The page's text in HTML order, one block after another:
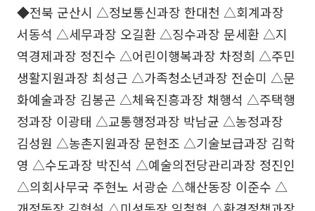
◆전북 군산시 △정보통신과장 한대천 △회계과장
서동석 △세무과장 오길환 △징수과장 문세환 △지
역경제과장 정진수 △어린이행복과장 차정희 △주민
생활지원과장 최성근 △가족청소년과장 전순미 △문
화예술과장 김봉곤 △체육진흥과장 채행석 △주택행
정과장 이광태 △교통행정과장 박남균 △농정과장
김성원 △농촌지원과장 문현조 △기술보급과장 김학
영 △수도과장 박진석 △예술의전당관리과장 정진인
△의회사무국 주현노 서광순 △해산동장 이준수 △